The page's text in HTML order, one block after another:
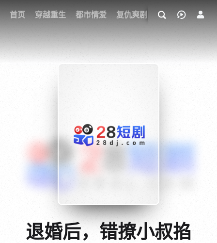
首页 穿越重生 都市情爱 复仇爽剧 玄幻武侠 奇幻
我的观影记录
{if condition="$obj.vod_points
gt 0"}
28短剧
退婚后，错撩小叔掐